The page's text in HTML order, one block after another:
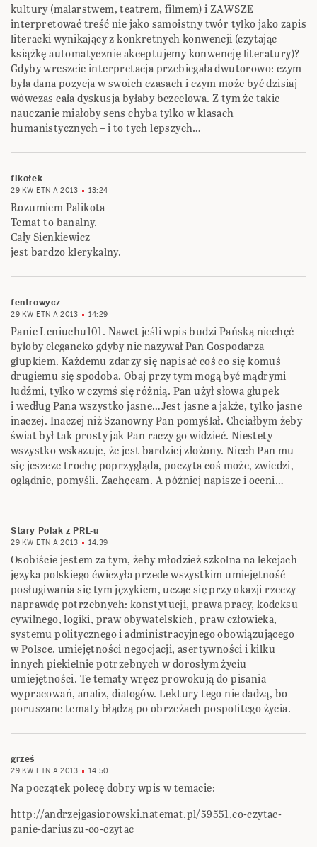
kultury (malarstwem, teatrem, filmem) i ZAWSZE
interpretować treść nie jako samoistny twór tylko jako zapis
literacki wynikający z konkretnych konwencji (czytając
książkę automatycznie akceptujemy konwencję literatury)?
Gdyby wreszcie interpretacja przebiegała dwutorowo: czym
była dana pozycja w swoich czasach i czym może być dzisiaj –
wówczas cała dyskusja byłaby bezcelowa. Z tym że takie
nauczanie miałoby sens chyba tylko w klasach
humanistycznych – i to tych lepszych…
fikołek
29 KWIETNIA 2013 13:24
Rozumiem Palikota
Temat to banalny.
Cały Sienkiewicz
jest bardzo klerykalny.
fentrowycz
29 KWIETNIA 2013 14:29
Panie Leniuchu101. Nawet jeśli wpis budzi Pańską niechęć
byłoby elegancko gdyby nie nazywał Pan Gospodarza
głupkiem. Każdemu zdarzy się napisać coś co się komuś
drugiemu się spodoba. Obaj przy tym mogą być mądrymi
ludźmi, tylko w czymś się różnią. Pan użył słowa głupek
i według Pana wszystko jasne…Jest jasne a jakże, tylko jasne
inaczej. Inaczej niż Szanowny Pan pomyślał. Chciałbym żeby
świat był tak prosty jak Pan raczy go widzieć. Niestety
wszystko wskazuje, że jest bardziej złożony. Niech Pan mu
się jeszcze trochę poprzygląda, poczyta coś może, zwiedzi,
oglądnie, pomyśli. Zachęcam. A później napisze i oceni…
Stary Polak z PRL-u
29 KWIETNIA 2013 14:39
Osobiście jestem za tym, żeby młodzież szkolna na lekcjach
języka polskiego ćwiczyła przede wszystkim umiejętność
posługiwania się tym językiem, ucząc się przy okazji rzeczy
naprawdę potrzebnych: konstytucji, prawa pracy, kodeksu
cywilnego, logiki, praw obywatelskich, praw człowieka,
systemu politycznego i administracyjnego obowiązującego
w Polsce, umiejętności negocjacji, asertywności i kilku
innych piekielnie potrzebnych w dorosłym życiu
umiejętności. Te tematy wręcz prowokują do pisania
wypracowań, analiz, dialogów. Lektury tego nie dadzą, bo
poruszane tematy błądzą po obrzeżach pospolitego życia.
grześ
29 KWIETNIA 2013 14:50
Na początek polecę dobry wpis w temacie:
http://andrzejgasiorowski.natemat.pl/59551,co-czytac-
panie-dariuszu-co-czytac